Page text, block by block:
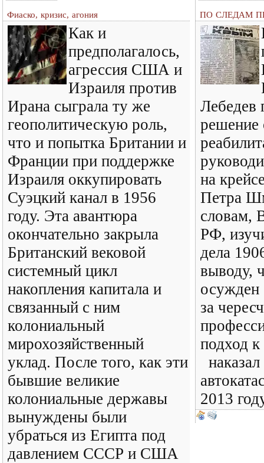
Фиаско, кризис, агония
Как и
предполагалось,
агрессия США и
Израиля против
Ирана сыграла ту же
геополитическую роль,
что и попытка Британии и
Франции при поддержке
Израиля оккупировать
Суэцкий канал в 1956
году. Эта авантюра
окончательно закрыла
Британский вековой
системный цикл
накопления капитала и
связанный с ним
колониальный
мирохозяйственный
уклад. После того, как эти
бывшие великие
колониальные державы
вынуждены были
убраться из Египта под
давлением СССР и США
ПО СЛЕДАМ
Лебедев
решение
на
Петра
словам,
РФ,
дела
выводу,
осужден
за
подход к
2013